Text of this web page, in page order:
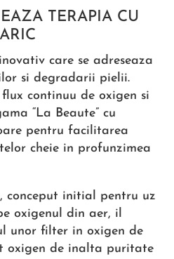
TERAPIA CU
care se adreseaza
si degradarii pielii.
continuu de oxigen si
“La Beaute” cu
pentru facilitarea
cheie in profunzimea
conceput initial pentru uz
oxigenul din aer, il
unor filter in oxigen de
oxigen de inalta puritate